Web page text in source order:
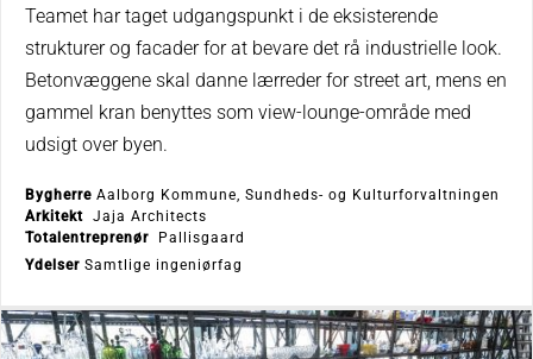
Teamet har taget udgangspunkt i de eksisterende
strukturer og facader for at bevare det rå industrielle look.
Betonvæggene skal danne lærreder for street art, mens en
gammel kran benyttes som view-lounge-område med
udsigt over byen.
Bygherre Aalborg Kommune, Sundheds- og Kulturforvaltningen
Arkitekt Jaja Architects
Totalentreprenør Pallisgaard
Ydelser Samtlige ingeniørfag